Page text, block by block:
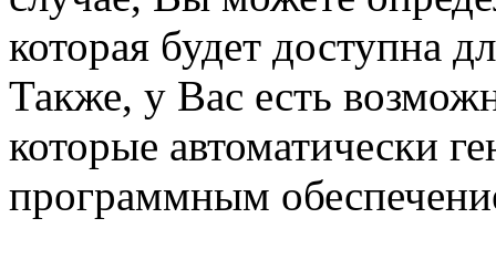
которая будет доступна
Также, у Вас есть
которые автоматически
программным